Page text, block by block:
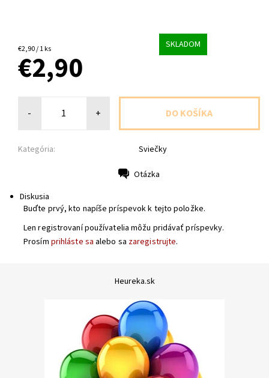
€2,90 / 1 ks SKLADOM
€2,90
- +
Kategória: Sviečky
Otázka
Diskusia
Buďte prvý, kto napíše príspevok k tejto položke.
Len registrovaní používatelia môžu pridávať príspevky.
Prosím prihláste sa alebo sa zaregistrujte.
Heureka.sk